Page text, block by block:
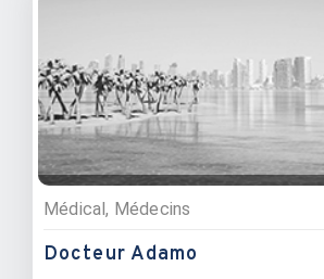
Médical, Médecins
Docteur Adamo